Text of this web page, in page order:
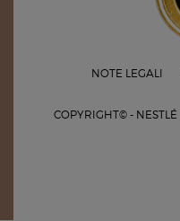
NOTE LEGALI
COPYRIGHT© - NESTLÉ